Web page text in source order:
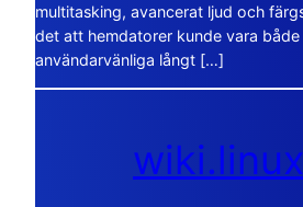
multitasking, avancerat ljud och
det att hemdatorer kunde vara
användarvänliga långt […]